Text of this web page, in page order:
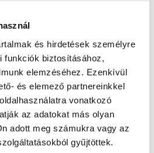
és hirdetések személyre
biztosításához,
elemzéséhez. Ezenkívül
és elemező partnereinkkel
vonatkozó
az adatokat más olyan
adott meg számukra vagy az
gyűjtöttek.
NS (E-series) G4 is a
glass side walls,
LED lighting,
steel armrest. With
intelligent features, it
safety and comfort for
eco-friendly operation
controller
and user-friendly